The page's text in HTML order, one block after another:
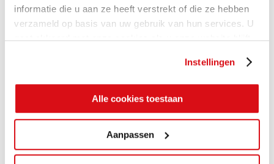
informatie die u aan ze heeft verstrekt of die ze hebben
verzameld op basis van uw gebruik van hun services. U
gaat akkoord met onze cookies als u onze website blijft
Instellingen
Alle cookies toestaan
Aanpassen